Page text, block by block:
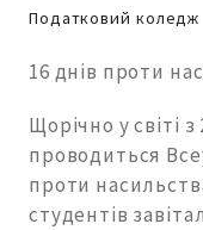
Податковий коледж
16 днів проти
Щорічно у світі
проводиться
проти
студентів